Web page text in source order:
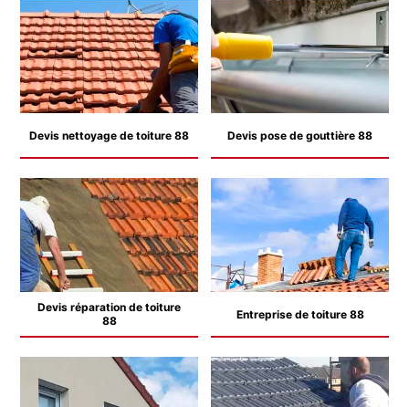
Devis nettoyage de toiture 88 Devis pose de gouttière 88
Devis réparation de toiture
88
Entreprise de toiture 88